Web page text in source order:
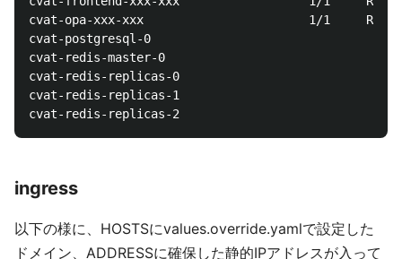
cvat-opa-xxx-xxx                       1/1
cvat-postgresql-0                               1/1
cvat-redis-master-0                             1/1
cvat-redis-replicas-0                           1/1
cvat-redis-replicas-1                           1/1
ingress
以下の様に、HOSTSにvalues.override.yamlで設定した
ドメイン、ADDRESSに確保した静的IPアドレスが入って